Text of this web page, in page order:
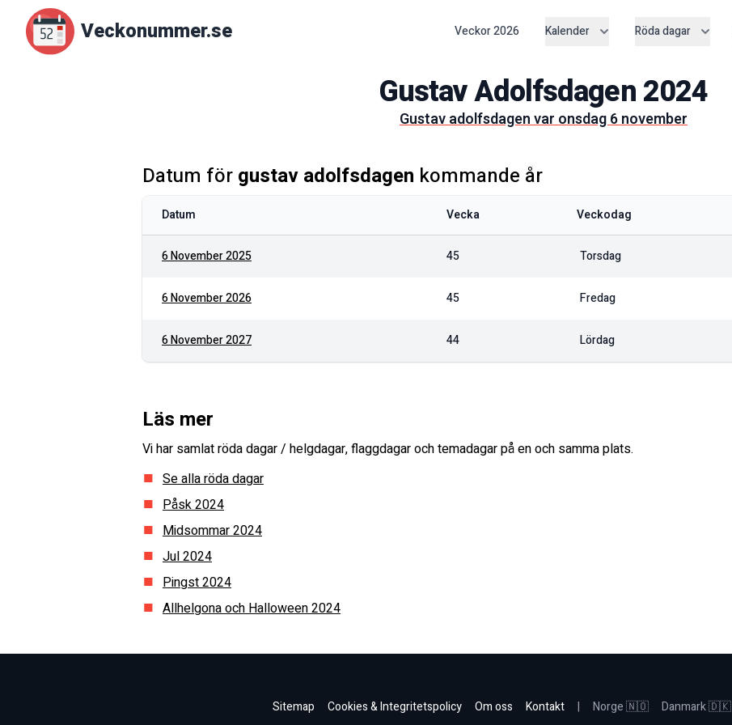
Veckonummer.se Veckor2026 Kalender Röda dagar
Gustav Adolfsdagen2024
gustav adolfsdagenvaronsdag 6 november
Datum för gustav adolfsdagen kommande år
Datum Vecka Veckodag
6 November 2025 45 Torsdag
6 November 2026 45 Fredag
6 November 2027 44 Lördag
Läs mer
Vi har samlat röda dagar / helgdagar, flaggdagar och temadagar på en och samma plats.
Se alla röda dagar
Påsk2024
Midsommar2024
Jul2024
Pingst2024
Allhelgona och Halloween2024
Sitemap Cookies & Integritetspolicy Om oss Kontakt | Norge 🇳🇴 Danmark 🇩🇰